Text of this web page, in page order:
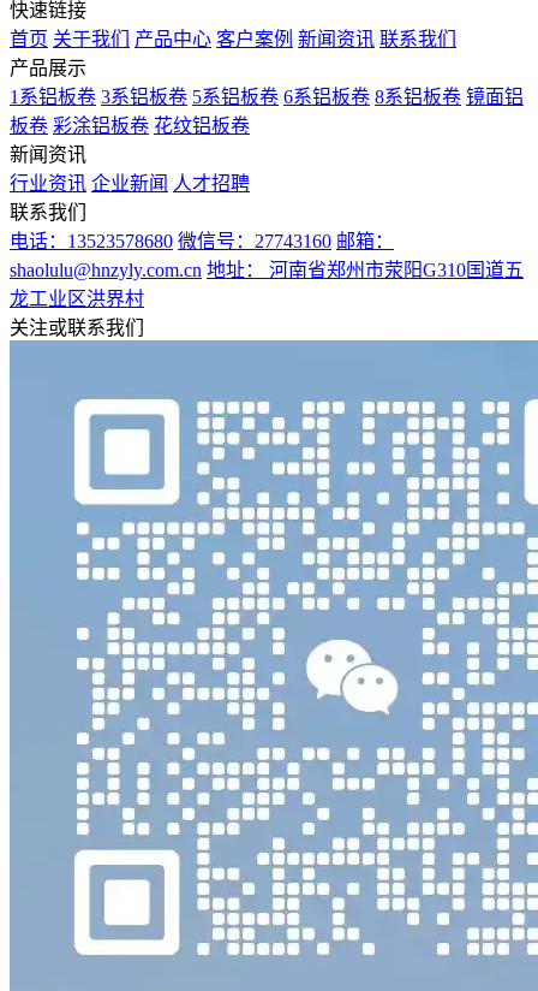
快速链接
首页 关于我们 产品中心 客户案例 新闻资讯 联系我们
产品展示
1系铝板卷 3系铝板卷 5系铝板卷 6系铝板卷 8系铝板卷 镜面铝
板卷 彩涂铝板卷 花纹铝板卷
新闻资讯
行业资讯 企业新闻 人才招聘
联系我们
电话：13523578680 微信号：27743160 邮箱：
shaolulu@hnzyly.com.cn 地址： 河南省郑州市荥阳G310国道五
龙工业区洪界村
关注或联系我们